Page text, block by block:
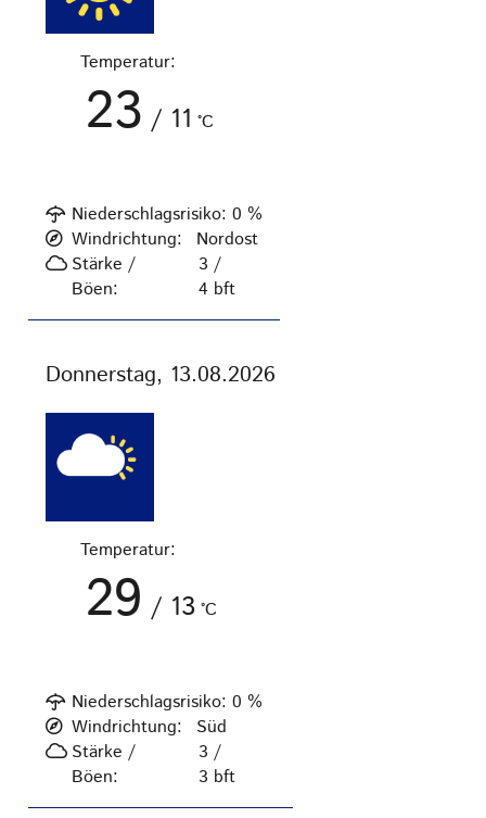
Temperatur:
23 / 11 °C
Niederschlagsrisiko: 0 %
Stärke /
Böen:
3 /
4 bft
Windrichtung: Nordost
Donnerstag, 13.08.2026
Temperatur:
29 / 13 °C
Niederschlagsrisiko: 0 %
Stärke /
Böen:
3 /
3 bft
Windrichtung: Süd